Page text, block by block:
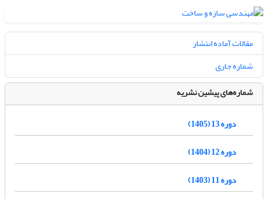
مقالات آماده انتشار
شماره جاری
شماره‌های پیشین نشریه
دوره 13 (1405)
دوره 12 (1404)
دوره 11 (1403)